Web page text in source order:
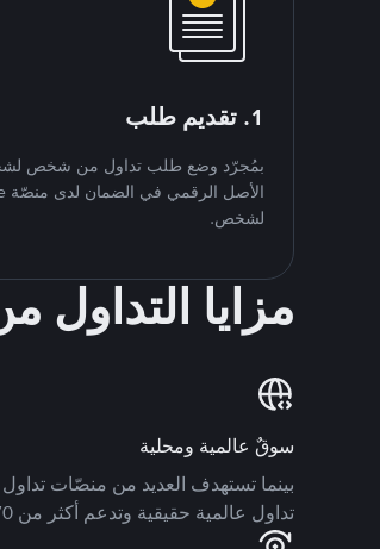
1. تقديم طلب
بمُجرّد وضع طلب تداول من شخص
لشخص.
مزايا
سوقٌ عالمية ومحلية
تداول عالمية حقيقية وتدعم أكثر من 70 عملة محلية.